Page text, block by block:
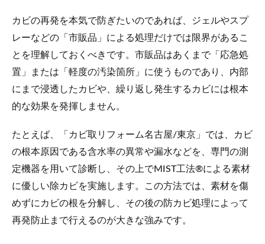
カビの再発を本気で防ぎたいのであれば、ジェルやスプ
レーなどの「市販品」による処理だけでは限界があるこ
とを理解しておくべきです。市販品はあくまで「応急処
置」または「軽度の汚染箇所」に使うものであり、内部
にまで浸透したカビや、繰り返し発生するカビには根本
的な効果を発揮しません。
たとえば、「カビ取リフォーム名古屋/東京」では、カビ
の根本原因である含水率の異常や漏水などを、専門の測
定機器を用いて診断し、その上でMIST工法®による素材
に優しい除カビを実施します。この方法では、素材を傷
めずにカビの根を分解し、その後の防カビ処理によって
再発防止まで行えるのが大きな強みです。